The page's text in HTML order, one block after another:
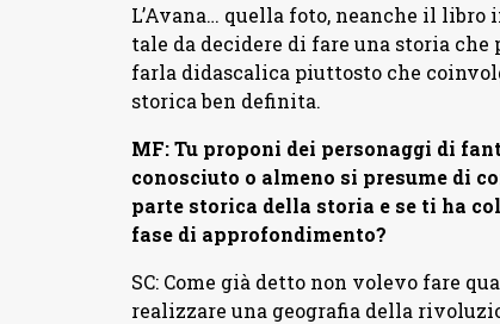
L’Avana… quella foto, neanche il
tale da decidere di fare una storia
farla didascalica piuttosto che
storica ben definita.
MF: Tu proponi dei personaggi di
conosciuto o almeno si presume di
parte storica della storia e se ti ha
fase di approfondimento?
SC: Come già detto non volevo fare
realizzare una geografia della